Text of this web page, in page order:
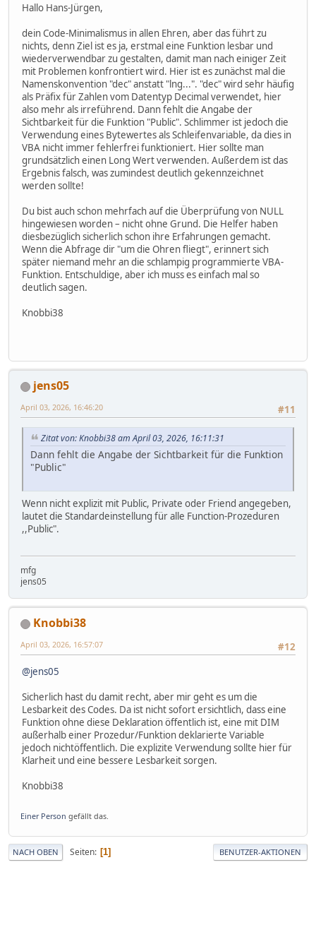
Hallo Hans-Jürgen,
dein Code-Minimalismus in allen Ehren, aber das führt zu
nichts, denn Ziel ist es ja, erstmal eine Funktion lesbar und
wiederverwendbar zu gestalten, damit man nach einiger Zeit
mit Problemen konfrontiert wird. Hier ist es zunächst mal die
Namenskonvention "dec" anstatt "lng...". "dec" wird sehr häufig
als Präfix für Zahlen vom Datentyp Decimal verwendet, hier
also mehr als irreführend. Dann fehlt die Angabe der
Sichtbarkeit für die Funktion "Public". Schlimmer ist jedoch die
Verwendung eines Bytewertes als Schleifenvariable, da dies in
VBA nicht immer fehlerfrei funktioniert. Hier sollte man
grundsätzlich einen Long Wert verwenden. Außerdem ist das
Ergebnis falsch, was zumindest deutlich gekennzeichnet
werden sollte!
Du bist auch schon mehrfach auf die Überprüfung von NULL
hingewiesen worden – nicht ohne Grund. Die Helfer haben
diesbezüglich sicherlich schon ihre Erfahrungen gemacht.
Wenn die Abfrage dir "um die Ohren fliegt", erinnert sich
später niemand mehr an die schlampig programmierte VBA-
Funktion. Entschuldige, aber ich muss es einfach mal so
deutlich sagen.
Knobbi38
jens05
#11
April 03, 2026, 16:46:20
Zitat von: Knobbi38 am April 03, 2026, 16:11:31
Dann fehlt die Angabe der Sichtbarkeit für die Funktion
"Public"
Wenn nicht explizit mit Public, Private oder Friend angegeben,
lautet die Standardeinstellung für alle Function-Prozeduren
,,Public".
mfg
jens05
Knobbi38
#12
April 03, 2026, 16:57:07
@jens05
Sicherlich hast du damit recht, aber mir geht es um die
Lesbarkeit des Codes. Da ist nicht sofort ersichtlich, dass eine
Funktion ohne diese Deklaration öffentlich ist, eine mit DIM
außerhalb einer Prozedur/Funktion deklarierte Variable
jedoch nichtöffentlich. Die explizite Verwendung sollte hier für
Klarheit und eine bessere Lesbarkeit sorgen.
Knobbi38
Einer Person gefällt das.
NACH OBEN Seiten 1 BENUTZER-AKTIONEN